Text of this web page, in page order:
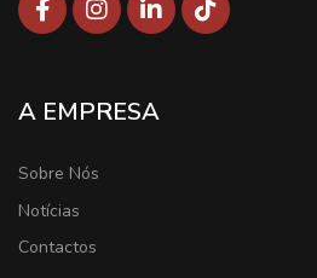
A EMPRESA
Sobre Nós
Notícias
Contactos